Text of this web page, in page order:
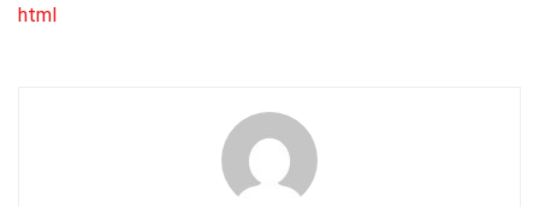
html